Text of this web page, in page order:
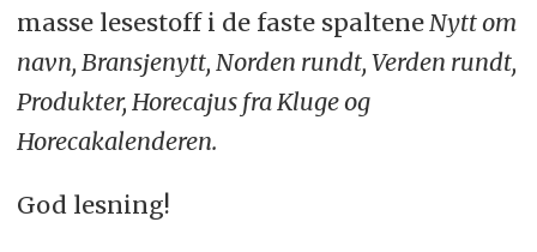
masse lesestoff i de faste spalteneNytt om
navn, Bransjenytt, Norden rundt, Verden rundt,
Produkter, Horecajus fra Kluge og
Horecakalenderen.
God lesning!